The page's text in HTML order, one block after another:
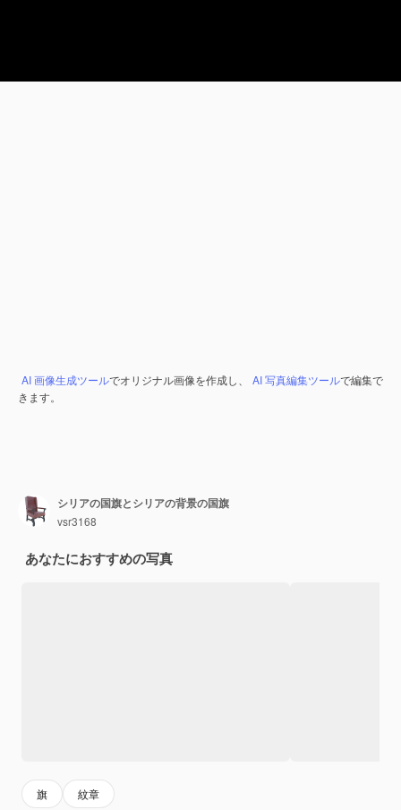
AI 画像生成ツールでオリジナル画像を作成し、 AI 写真編集ツールで編集で
きます。
シリアの国旗とシリアの背景の国旗
vsr3168
あなたにおすすめの写真
旗 紋章